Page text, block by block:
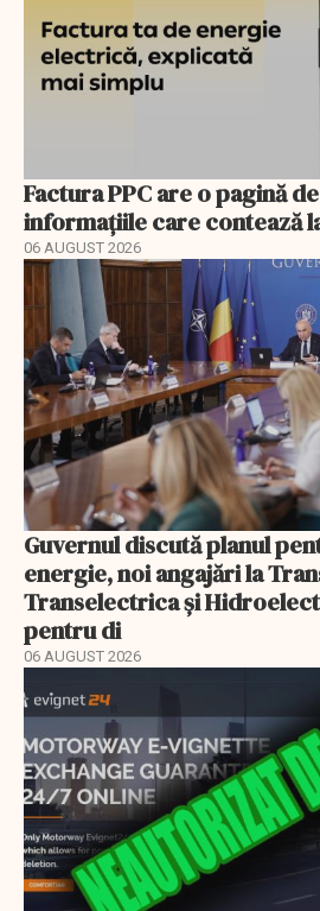
Factura PPC are o pagină
informațiile care contează
06 AUGUST 2026
Guvernul discută planul
energie, noi angajări la
Transelectrica și
pentru di
06 AUGUST 2026